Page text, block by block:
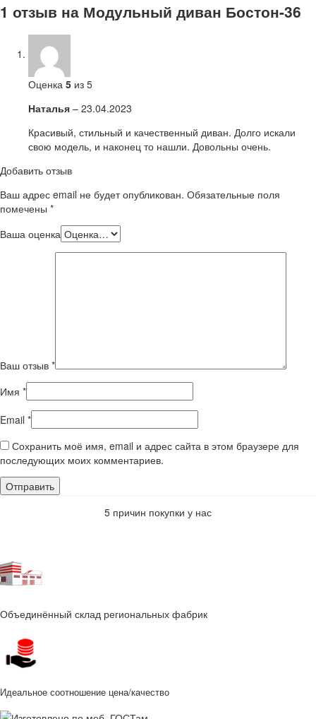
1 отзыв на Модульный диван Бостон-36
Оценка 5 из 5
Наталья – 23.04.2023
Красивый, стильный и качественный диван. Долго искали
свою модель, и наконец то нашли. Довольны очень.
Добавить отзыв
Ваш адрес email не будет опубликован. Обязательные поля
помечены *
Ваша оценка
Ваш отзыв *
Имя *
Email *
Сохранить моё имя, email и адрес сайта в этом браузере для
последующих моих комментариев.
5 причин покупки у нас
Объединённый склад региональных фабрик
Идеальное соотношение цена/качество